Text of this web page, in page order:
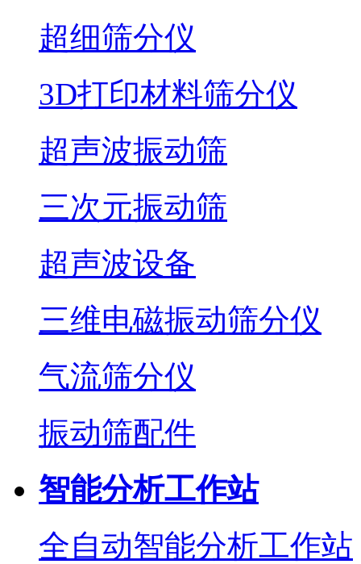
超细筛分仪
3D打印材料筛分仪
超声波振动筛
三次元振动筛
超声波设备
三维电磁振动筛分仪
气流筛分仪
振动筛配件
智能分析工作站
全自动智能分析工作站